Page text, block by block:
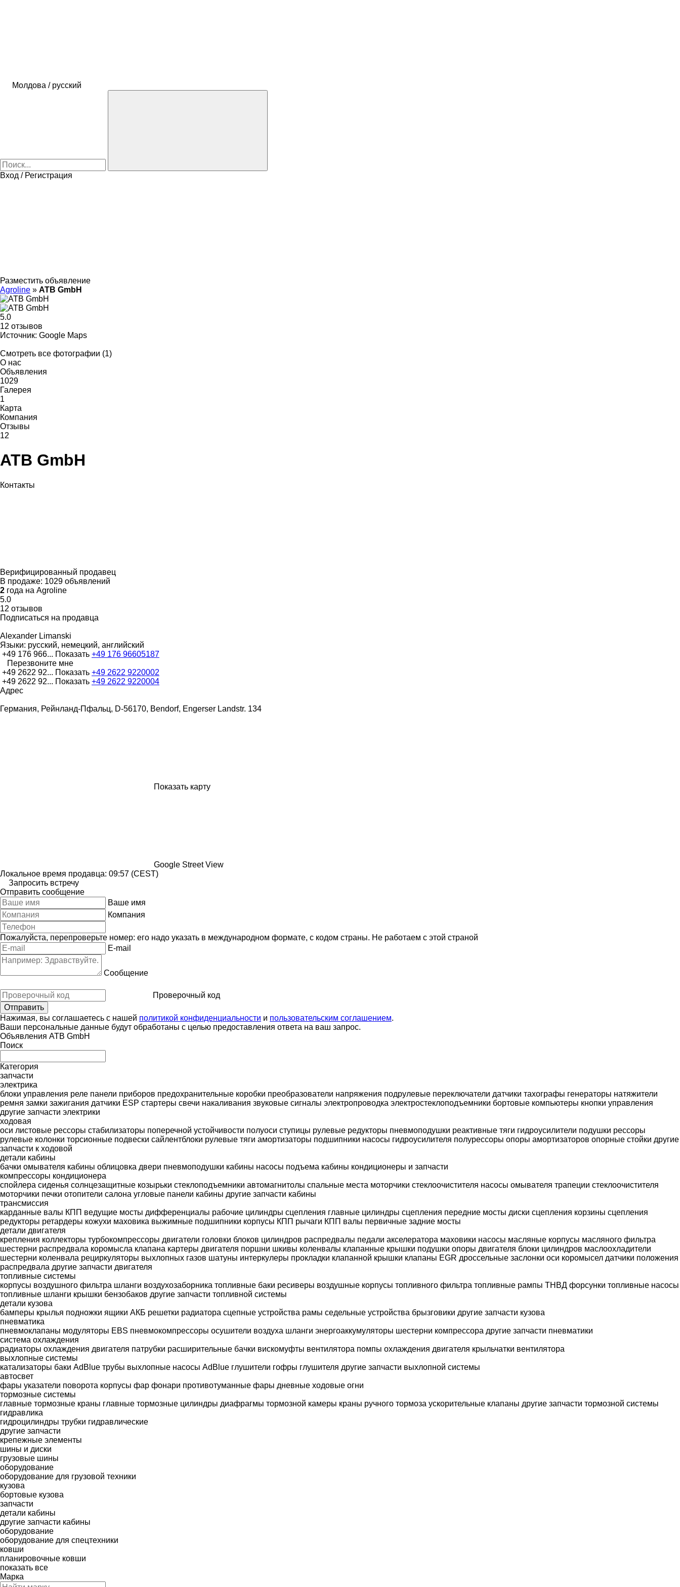
Молдова / русский
Вход / Регистрация
Разместить объявление
Agroline » ATB GmbH
5.0
12 отзывов
Источник: Google Maps
Смотреть все фотографии (1)
О нас
Объявления
1029
Галерея
1
Карта
Компания
Отзывы
12
ATB GmbH
Контакты
Верифицированный продавец
В продаже: 1029 объявлений
2 года на Agroline
5.0
12 отзывов
Подписаться на продавца
Alexander Limanski
Языки: русский, немецкий, английский
+49 176 966... Показать +49 176 96605187
Перезвоните мне
+49 2622 92... Показать +49 2622 9220002
+49 2622 92... Показать +49 2622 9220004
Адрес
Германия, Рейнланд-Пфальц, D-56170, Bendorf, Engerser Landstr. 134
Показать карту
Google Street View
Локальное время продавца: 09:57 (CEST)
Запросить встречу
Отправить сообщение
Ваше имя
Компания
Пожалуйста, перепроверьте номер: его надо указать в международном формате, с кодом страны. Не работаем с этой страной
E-mail
Сообщение
Проверочный код
Нажимая, вы соглашаетесь с нашей политикой конфиденциальности и пользовательским соглашением.
Ваши персональные данные будут обработаны с целью предоставления ответа на ваш запрос.
Объявления ATB GmbH
Поиск
Категория
запчасти
электрика
блоки управления реле панели приборов предохранительные коробки преобразователи напряжения подрулевые переключатели датчики тахографы генераторы натяжители
ремня замки зажигания датчики ESP стартеры свечи накаливания звуковые сигналы электропроводка электростеклоподъемники бортовые компьютеры кнопки управления
другие запчасти электрики
ходовая
оси листовые рессоры стабилизаторы поперечной устойчивости полуоси ступицы рулевые редукторы пневмоподушки реактивные тяги гидроусилители подушки рессоры
рулевые колонки торсионные подвески сайлентблоки рулевые тяги амортизаторы подшипники насосы гидроусилителя полурессоры опоры амортизаторов опорные стойки другие
запчасти к ходовой
детали кабины
бачки омывателя кабины облицовка двери пневмоподушки кабины насосы подъема кабины кондиционеры и запчасти
компрессоры кондиционера
спойлера сиденья солнцезащитные козырьки стеклоподъемники автомагнитолы спальные места моторчики стеклоочистителя насосы омывателя трапеции стеклоочистителя
моторчики печки отопители салона угловые панели кабины другие запчасти кабины
трансмиссия
карданные валы КПП ведущие мосты дифференциалы рабочие цилиндры сцепления главные цилиндры сцепления передние мосты диски сцепления корзины сцепления
редукторы ретардеры кожухи маховика выжимные подшипники корпусы КПП рычаги КПП валы первичные задние мосты
детали двигателя
крепления коллекторы турбокомпрессоры двигатели головки блоков цилиндров распредвалы педали акселератора маховики насосы масляные корпусы масляного фильтра
шестерни распредвала коромысла клапана картеры двигателя поршни шкивы коленвалы клапанные крышки подушки опоры двигателя блоки цилиндров маслоохладители
шестерни коленвала рециркуляторы выхлопных газов шатуны интеркулеры прокладки клапанной крышки клапаны EGR дроссельные заслонки оси коромысел датчики положения
распредвала другие запчасти двигателя
топливные системы
корпусы воздушного фильтра шланги воздухозаборника топливные баки ресиверы воздушные корпусы топливного фильтра топливные рампы ТНВД форсунки топливные насосы
топливные шланги крышки бензобаков другие запчасти топливной системы
детали кузова
бамперы крылья подножки ящики АКБ решетки радиатора сцепные устройства рамы седельные устройства брызговики другие запчасти кузова
пневматика
пневмоклапаны модуляторы EBS пневмокомпрессоры осушители воздуха шланги энергоаккумуляторы шестерни компрессора другие запчасти пневматики
система охлаждения
радиаторы охлаждения двигателя патрубки расширительные бачки вискомуфты вентилятора помпы охлаждения двигателя крыльчатки вентилятора
выхлопные системы
катализаторы баки AdBlue трубы выхлопные насосы AdBlue глушители гофры глушителя другие запчасти выхлопной системы
автосвет
фары указатели поворота корпусы фар фонари противотуманные фары дневные ходовые огни
тормозные системы
главные тормозные краны главные тормозные цилиндры диафрагмы тормозной камеры краны ручного тормоза ускорительные клапаны другие запчасти тормозной системы
гидравлика
гидроцилиндры трубки гидравлические
другие запчасти
крепежные элементы
шины и диски
грузовые шины
оборудование
оборудование для грузовой техники
кузова
бортовые кузова
запчасти
детали кабины
другие запчасти кабины
оборудование
оборудование для спецтехники
ковши
планировочные ковши
показать все
Марка